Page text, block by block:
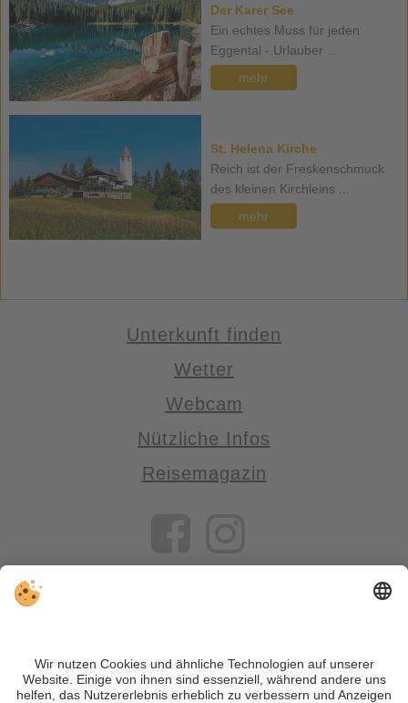
Der Karer See
Ein echtes Muss für jeden
Eggental - Urlauber ...
mehr
St. Helena Kirche
Reich ist der Freskenschmuck
des kleinen Kirchleins ...
mehr
Unterkunft finden
Wetter
Webcam
Nützliche Infos
Reisemagazin
VIVOSüdtirol ist das Reiseportal für alle, die Südtirol nicht nur
besuchen, sondern wirklich erleben wollen – inklusive Tipps,